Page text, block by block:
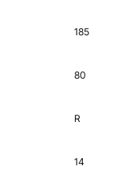
185
80
R
14